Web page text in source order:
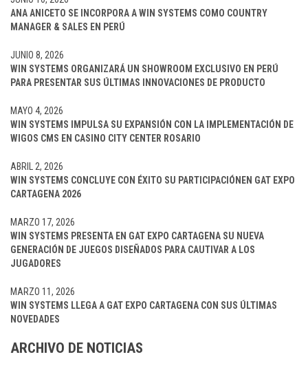
ANA ANICETO SE INCORPORA A WIN SYSTEMS COMO COUNTRY
MANAGER & SALES EN PERÚ
WIN SYSTEMS ORGANIZARÁ UN SHOWROOM EXCLUSIVO EN PERÚ
PARA PRESENTAR SUS ÚLTIMAS INNOVACIONES DE PRODUCTO
JUNIO 8, 2026
WIN SYSTEMS IMPULSA SU EXPANSIÓN CON LA IMPLEMENTACIÓN DE
WIGOS CMS EN CASINO CITY CENTER ROSARIO
MAYO 4, 2026
WIN SYSTEMS CONCLUYE CON ÉXITO SU PARTICIPACIÓNEN GAT EXPO
CARTAGENA 2026
ABRIL 2, 2026
WIN SYSTEMS PRESENTA EN GAT EXPO CARTAGENA SU NUEVA
GENERACIÓN DE JUEGOS DISEÑADOS PARA CAUTIVAR A LOS
JUGADORES
MARZO 17, 2026
WIN SYSTEMS LLEGA A GAT EXPO CARTAGENA CON SUS ÚLTIMAS
NOVEDADES
MARZO 11, 2026
ARCHIVO DE NOTICIAS